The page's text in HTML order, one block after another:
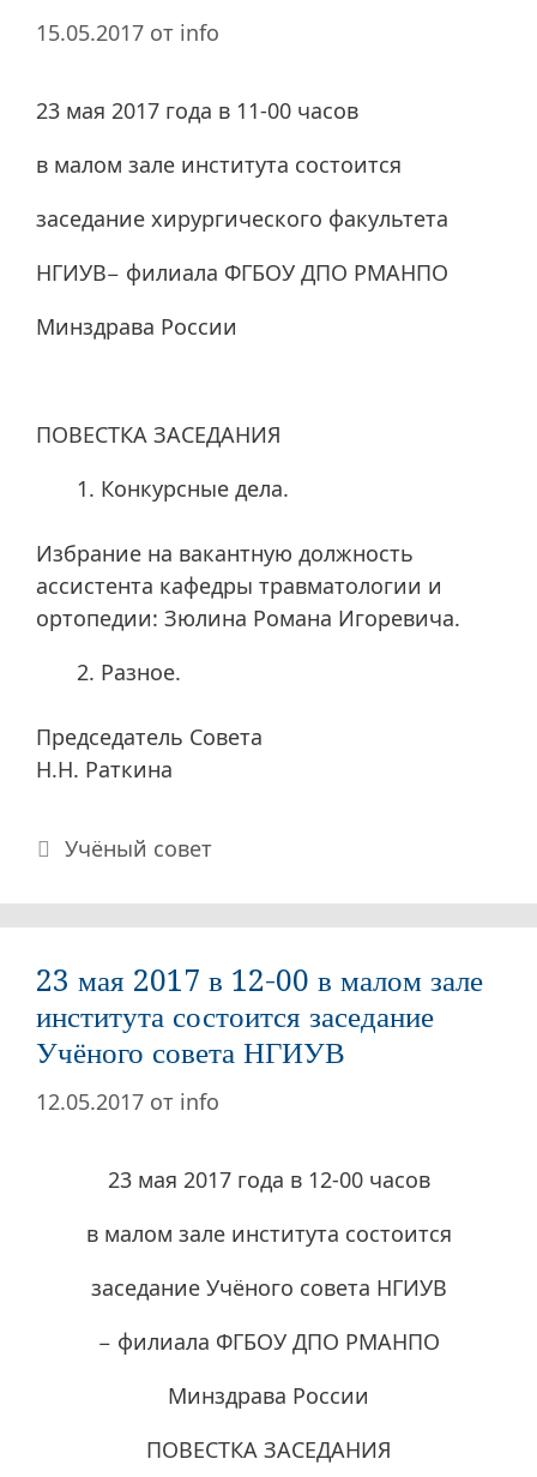
15.05.2017 от info
23 мая 2017 года в 11-00 часов
в малом зале института состоится
заседание хирургического факультета
НГИУВ− филиала ФГБОУ ДПО РМАНПО
Минздрава России
ПОВЕСТКА ЗАСЕДАНИЯ
Конкурсные дела.
Избрание на вакантную должность
ассистента кафедры травматологии и
ортопедии: Зюлина Романа Игоревича.
Разное.
Председатель Совета
Н.Н. Раткина
Рубрики
Учёный совет
23 мая 2017 в 12-00 в малом зале
института состоится заседание
Учёного совета НГИУВ
12.05.2017 от info
23 мая 2017 года в 12-00 часов
в малом зале института состоится
заседание Учёного совета НГИУВ
− филиала ФГБОУ ДПО РМАНПО
Минздрава России
ПОВЕСТКА ЗАСЕДАНИЯ